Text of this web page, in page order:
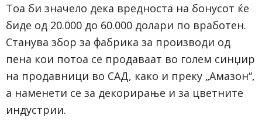
Тоа би значело дека вредноста на бонусот ќе
биде од 20.000 до 60.000 долари по вработен.
Станува збор за фабрика за производи од
пена кои потоа се продаваат во голем синџир
на продавници во САД, како и преку „Амазон“,
а наменети се за декорирање и за цветните
индустрии.